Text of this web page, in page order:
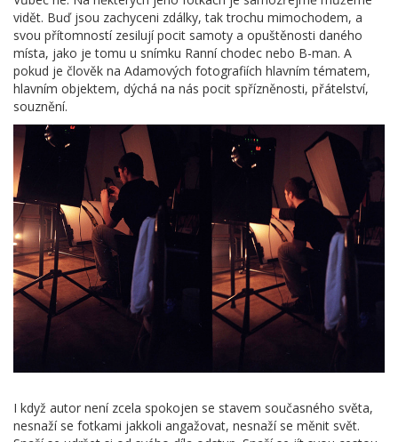
vidět. Buď jsou zachyceni zdálky, tak trochu mimochodem, a
svou přítomností zesilují pocit samoty a opuštěnosti daného
místa, jako je tomu u snímku Ranní chodec nebo B-man. A
pokud je člověk na Adamových fotografiích hlavním tématem,
hlavním objektem, dýchá na nás pocit spřízněnosti, přátelství,
souznění.
I když autor není zcela spokojen se stavem současného světa,
nesnaží se fotkami jakkoli angažovat, nesnaží se měnit svět.